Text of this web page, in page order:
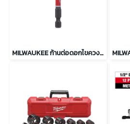
MILWAUKEE ก้านต่อดอกไขควงแม่เหล็ก SHOCKWAVE 75 มม. รุ่น 4932500396